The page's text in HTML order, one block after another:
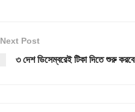
Next Post
৩ দেশ ডিসেম্বরেই টিকা দিতে শুরু করবে